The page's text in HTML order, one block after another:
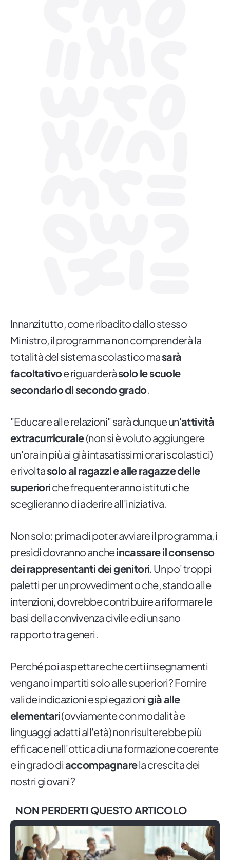
Innanzitutto, come ribadito dallo stesso
Ministro, il programma non comprenderà la
totalità del sistema scolastico masarà
facoltativoe riguarderàsolo le scuole
secondario di secondo grado.
"Educare alle relazioni" sarà dunque un'attività
extracurricurale(non si è voluto aggiungere
un'ora in più ai già intasatissimi orari scolastici)
e rivoltasolo ai ragazzi e alle ragazze delle
superioriche frequenteranno istituti che
sceglieranno di aderire all'iniziativa.
Non solo: prima di poter avviare il programma, i
presidi dovranno ancheincassare il consenso
dei rappresentanti dei genitori. Un po' troppi
paletti per un provvedimento che, stando alle
intenzioni, dovrebbe contribuire a riformare le
basi della convivenza civile e di un sano
rapporto tra generi.
Perché poi aspettare che certi insegnamenti
vengano impartiti solo alle superiori? Fornire
valide indicazioni e spiegazionigià alle
elementari(ovviamente con modalità e
linguaggi adatti all'età) non risulterebbe più
efficace nell'ottica di una formazione coerente
e in grado diaccompagnarela crescita dei
nostri giovani?
NON PERDERTI QUESTO ARTICOLO